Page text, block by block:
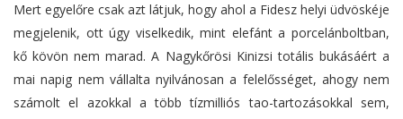
Mert egyelőre csak azt látjuk, hogy ahol a Fidesz helyi üdvöskéje
megjelenik, ott úgy viselkedik, mint elefánt a porcelánboltban,
kő kövön nem marad. A Nagykőrösi Kinizsi totális bukásáért a
mai napig nem vállalta nyilvánosan a felelősséget, ahogy nem
számolt el azokkal a több tízmilliós tao-tartozásokkal sem,